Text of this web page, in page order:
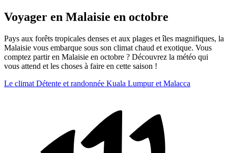
Voyager en Malaisie en octobre
Pays aux forêts tropicales denses et aux plages et îles magnifiques, la
Malaisie vous embarque sous son climat chaud et exotique. Vous
comptez partir en Malaisie en octobre ? Découvrez la météo qui
vous attend et les choses à faire en cette saison !
Le climat Détente et randonnée Kuala Lumpur et Malacca